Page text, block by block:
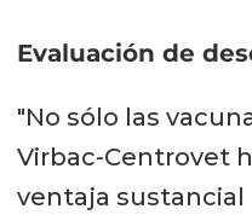
Evaluación de
"No sólo las
Virbac-Centrovet
ventaja sustancial